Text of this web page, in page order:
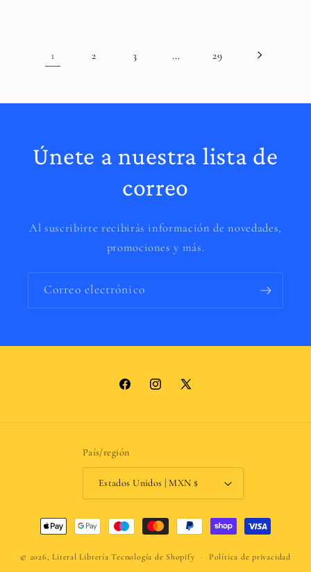
1 2 3 … 29
Únete a nuestra lista de
correo
Al suscribirte recibirás información de novedades,
promociones y más.
Correo electrónico
FacebookInstagram
X
País/región
Estados Unidos | MXN $
Formas
de
pago
© 2026, Literal Librería Tecnología de Shopify Política de privacidad